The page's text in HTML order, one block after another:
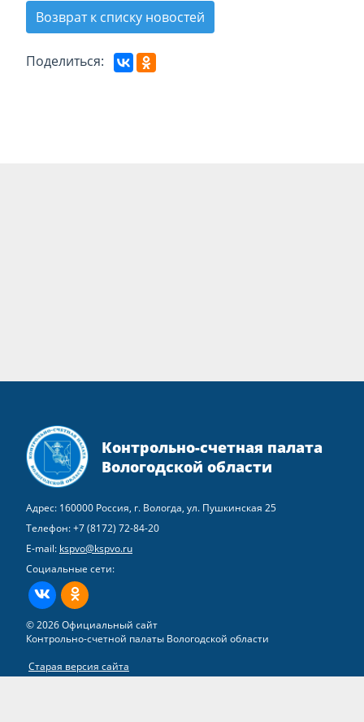
Возврат к списку новостей
Поделиться:
Контрольно-счетная палата
Вологодской области
Адрес: 160000 Россия, г. Вологда, ул. Пушкинская 25
Телефон:+7 (8172) 72-84-20
E-mail: kspvo@kspvo.ru
Социальные сети:
ВКонтактеОдноклассники
© 2026 Официальный сайт
Контрольно-счетной палаты Вологодской области
Старая версия сайта